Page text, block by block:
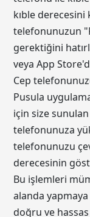
kıble derecesini
telefonunuzun
gerektiğini
veya App
Cep
Pusula
için size
telefonunuza
telefonunuzu
derecesinin
Bu işlemleri
alanda
doğru ve